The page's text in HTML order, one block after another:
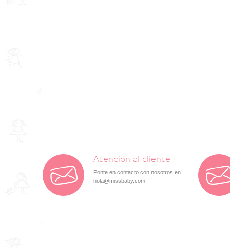
Atención al cliente
Ponte en contacto con nosotros en
hola@missbaby.com